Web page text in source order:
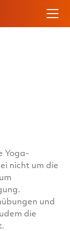
Yoga-
nicht um die
und
die